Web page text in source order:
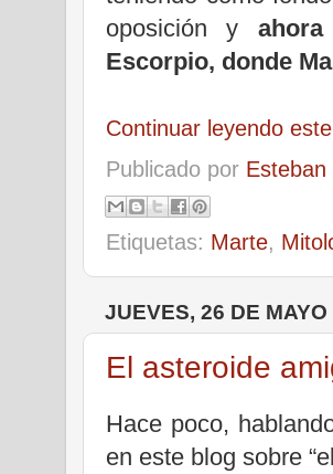
oposición y ahora
Escorpio, donde
Continuar leyendo
Publicado por Esteban
Etiquetas: Marte,
JUEVES, 26 DE MAYO
El asteroide
Hace poco,
en este blog sobre